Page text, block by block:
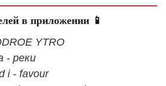
в приложении 📱
YTRO
- реки
i - favour